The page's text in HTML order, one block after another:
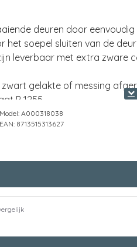
deuren door
het soepel sluiten van de deur
leverbaar met extra zware
zwart gelakte of messing
P 1255
afgerond
Model: A000318038
EAN: 8713515313627